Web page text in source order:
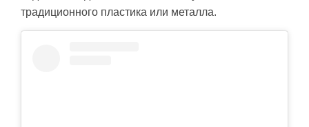
традиционного пластика или металла.